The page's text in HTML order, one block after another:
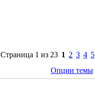
Страница 1 из 23 1 2 3 4 5
Опции темы